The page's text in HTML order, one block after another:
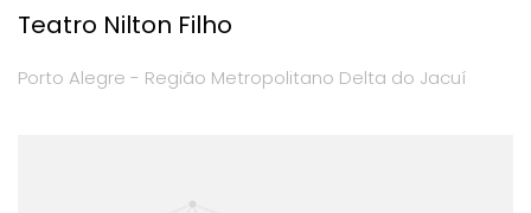
Teatro Nilton Filho
Porto Alegre - Região Metropolitano Delta do Jacuí